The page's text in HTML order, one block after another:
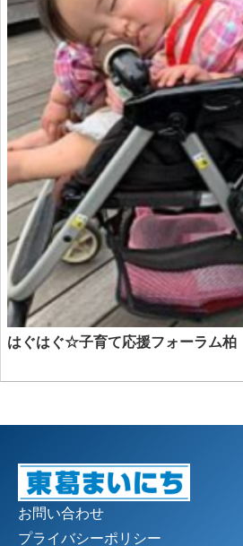
はぐはぐ☆子育て応援フォーラム柏
お問い合わせ
プライバシーポリシー